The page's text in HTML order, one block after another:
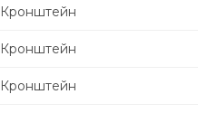
Кронштейн
Кронштейн
Кронштейн